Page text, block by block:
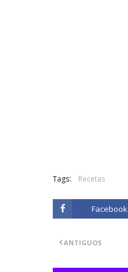
Tags: Recetas
Facebook
ANTIGUOS